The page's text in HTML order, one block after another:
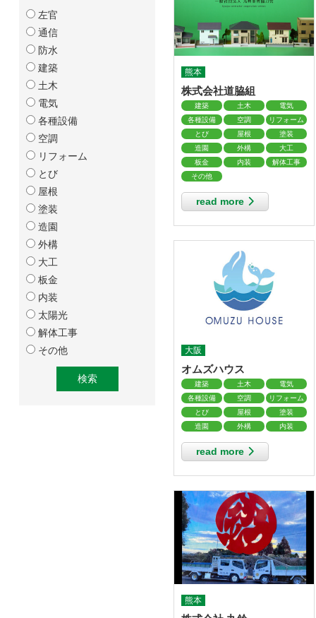
左官
通信
防水
建築
土木
電気
各種設備
空調
リフォーム
とび
屋根
塗装
造園
外構
大工
板金
内装
太陽光
解体工事
その他
熊本
株式会社道脇組
建築 土木
電気
各種設備
空調
リフォーム
とび
屋根
塗装
造園
外構
大工
板金
内装
解体工事
その他
read more
大阪
オムズハウス
建築 土木
電気
各種設備
空調
リフォーム
とび
屋根
塗装
造園
外構 内装
read more
熊本